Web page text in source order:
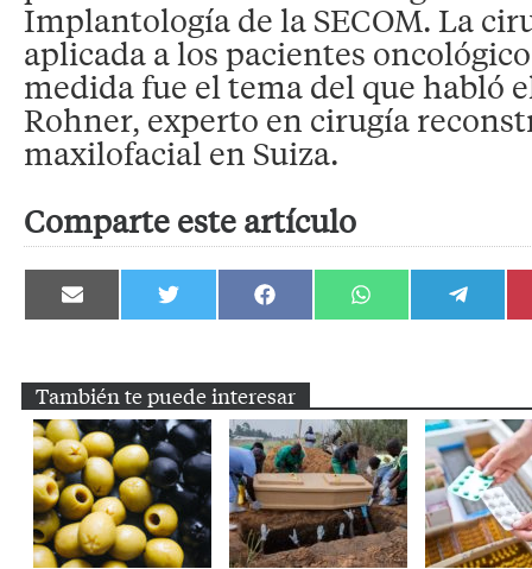
Implantología de la SECOM. La
aplicada a los pacientes
medida fue el tema del que habló
Rohner, experto en cirugía
maxilofacial en Suiza.
Comparte este artículo
Compartir
en
Compartir
en
Compartir
en
Compartir
en
Compartir
en
También te puede interesar